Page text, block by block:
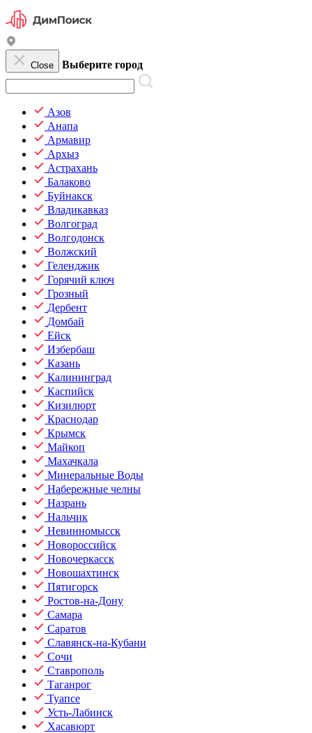
Close Выберите город
Азов
Анапа
Армавир
Архыз
Астрахань
Балаково
Буйнакск
Владикавказ
Волгоград
Волгодонск
Волжский
Геленджик
Горячий ключ
Грозный
Дербент
Домбай
Ейск
Избербаш
Казань
Калининград
Каспийск
Кизилюрт
Краснодар
Крымск
Майкоп
Махачкала
Минеральные Воды
Набережные челны
Назрань
Нальчик
Невинномысск
Новороссийск
Новочеркасск
Новошахтинск
Пятигорск
Ростов-на-Дону
Самара
Саратов
Славянск-на-Кубани
Сочи
Ставрополь
Таганрог
Туапсе
Усть-Лабинск
Хасавюрт